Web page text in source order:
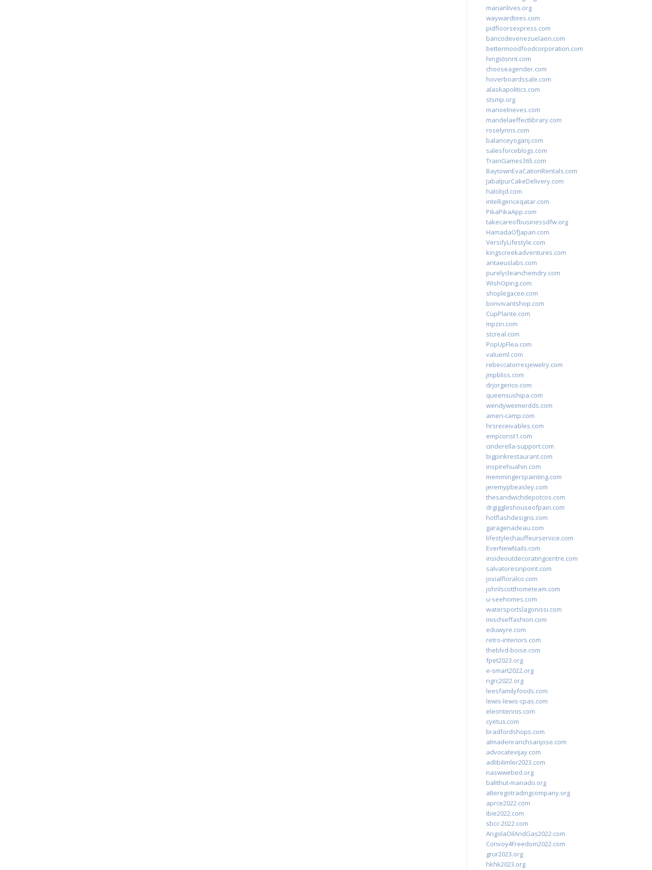
marianlives.org
waywardtees.com
pidfloorsexpress.com
bancodevenezuelaen.com
bettermoodfoodcorporation.com
hingstonnt.com
chooseagender.com
hoverboardssale.com
alaskapolitics.com
stsmp.org
manoelneves.com
mandelaeffectlibrary.com
roselynns.com
balanceyoganj.com
salesforceblogs.com
TrainGames365.com
BaytownEvaCationRentals.com
JabalpurCakeDelivery.com
halobjd.com
intelligenceqatar.com
PikaPikaApp.com
takecareofbusinessdfw.org
HamadaOfJapan.com
VersifyLifestyle.com
kingscreekadventures.com
antaeuslabs.com
purelycleanchemdry.com
WishOping.com
shoplegacee.com
bonvivantshop.com
CupPlante.com
mpzin.com
stcreal.com
PopUpFlea.com
valueml.com
rebeccatorresjewelry.com
jmpbliss.com
drjorgerico.com
queensushipa.com
wendyweimerdds.com
ameri-camp.com
hrsreceivables.com
empconst1.com
cinderella-support.com
bigpinkrestaurant.com
inspirehuahin.com
memmingerspainting.com
jeremypbeasley.com
thesandwichdepotcos.com
drgiggleshouseofpain.com
hotflashdesigns.com
garagenadeau.com
lifestylechauffeurservice.com
EverNewNails.com
insideoutdecoratingcentre.com
salvatoresinpoint.com
jovialfloralco.com
johnlscotthometeam.com
u-seehomes.com
watersportslagonissi.com
mischieffashion.com
eduwyre.com
retro-interiors.com
theblvd-boise.com
fpet2023.org
e-smart2022.org
ngrc2022.org
leesfamilyfoods.com
lewis-lewis-cpas.com
eleontennis.com
cyetus.com
bradfordshops.com
almadenranchsanjose.com
advocatevijay.com
adlibilimler2023.com
naswwebed.org
balithut-manado.org
alteregotradingcompany.org
aprce2022.com
ibie2022.com
sbcc-2022.com
AngolaOilAndGas2022.com
Convoy4Freedom2022.com
grur2023.org
hkhk2023.org